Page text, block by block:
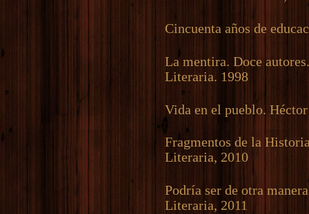
Cincuenta años de
La mentira. Doce
Literaria. 1998
Vida en el pueblo.
Fragmentos de la
Literaria, 2010
Podría ser de otra
Literaria, 2011